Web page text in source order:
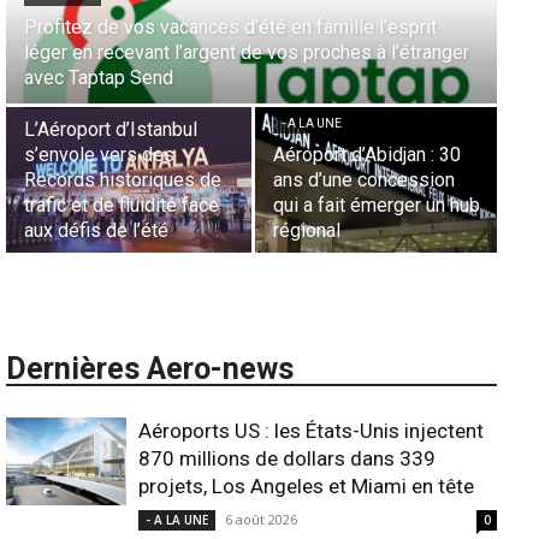
Aérien & Stratégie : Comment Royal Air Maroc fait de
la diaspora européenne le moteur de son hub de
Casablanca
- A LA UNE
Sécurité des frontières
aériennes en Afrique :
L’appel urgent à
l’harmonisation globale
- A LA UNE
Nominations : Sadri
Essid à la tête de la
Représentation d’Air
France en Tunisie et
Lionel Rault aux
commandes de la région
ANSCO
Dernières Aero-news
Aéroports US : les États-Unis injectent
870 millions de dollars dans 339
projets, Los Angeles et Miami en tête
- A LA UNE 6 août 2026 0